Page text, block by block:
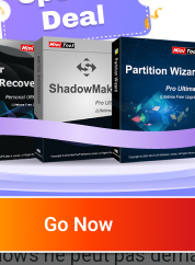
je résoudre – la
plus.
perdues
ne peut pas